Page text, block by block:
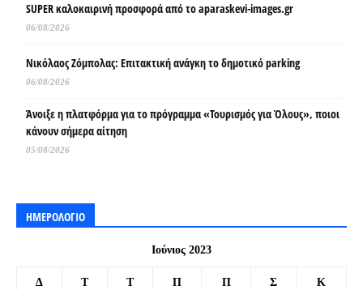
SUPER καλοκαιρινή προσφορά από το aparaskevi-images.gr
06/08/2026
Νικόλαος Ζόμπολας: Επιτακτική ανάγκη το δημοτικό parking
06/08/2026
Άνοιξε η πλατφόρμα για το πρόγραμμα «Τουρισμός για Όλους», ποιοι
κάνουν σήμερα αίτηση
05/08/2026
ΗΜΕΡΟΛΟΓΙΟ
Ιούνιος 2023
Δ Τ Τ Π Π Σ Κ